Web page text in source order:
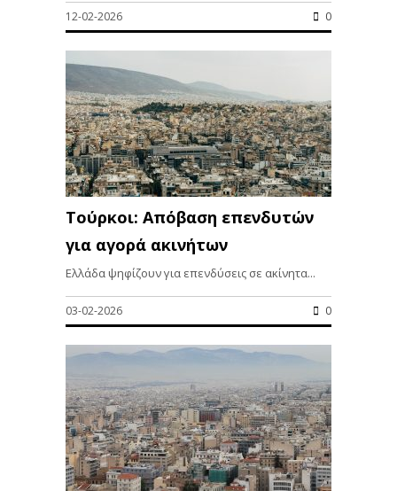
12-02-2026 0
Τούρκοι: Απόβαση επενδυτών
για αγορά ακινήτων
Ελλάδα ψηφίζουν για επενδύσεις σε ακίνητα...
03-02-2026 0